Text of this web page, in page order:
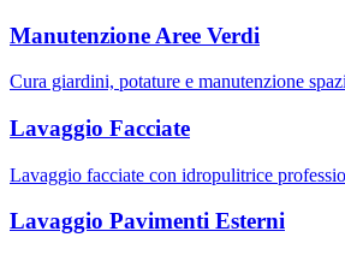
Manutenzione Aree Verdi
Cura giardini, potature e manutenzione
Lavaggio Facciate
Lavaggio facciate con idropulitrice
Lavaggio Pavimenti Esterni